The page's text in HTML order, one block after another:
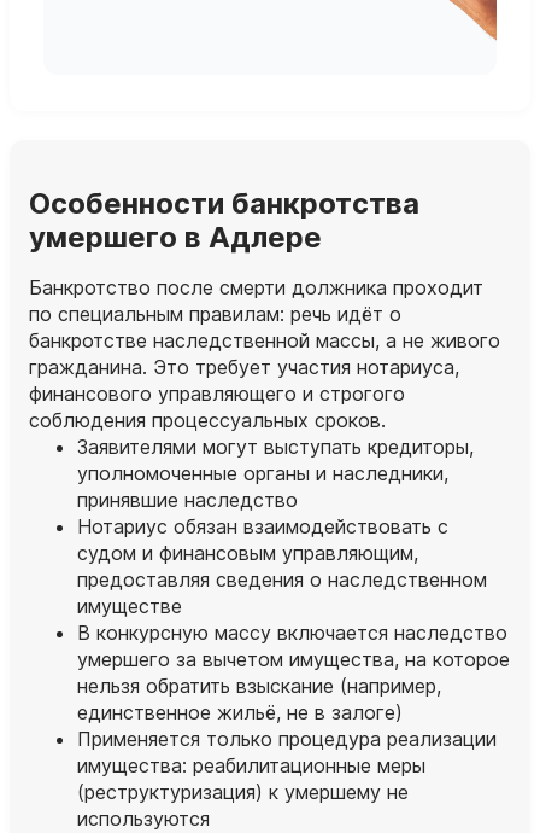
Особенности банкротства
умершего в Адлере
Банкротство после смерти должника проходит
по специальным правилам: речь идёт о
банкротстве наследственной массы, а не живого
гражданина. Это требует участия нотариуса,
финансового управляющего и строгого
соблюдения процессуальных сроков.
Заявителями могут выступать кредиторы,
уполномоченные органы и наследники,
принявшие наследство
Нотариус обязан взаимодействовать с
судом и финансовым управляющим,
предоставляя сведения о наследственном
имуществе
В конкурсную массу включается наследство
умершего за вычетом имущества, на которое
нельзя обратить взыскание (например,
единственное жильё, не в залоге)
Применяется только процедура реализации
имущества: реабилитационные меры
(реструктуризация) к умершему не
используются